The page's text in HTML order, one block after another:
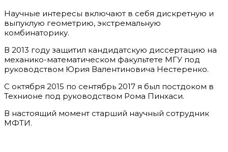
Научные интересы включают в себя дискретную и
выпуклую геометрию, экстремальную
комбинаторику.
В 2013 году защитил кандидатскую диссертацию на
механико-математическом факультете МГУ под
руководством Юрия Валентиновича Нестеренко.
С октября 2015 по сентябрь 2017 я был постдоком в
Технионе под руководством Рома Пинхаси.
В настоящий момент старший научный сотрудник
МФТИ.